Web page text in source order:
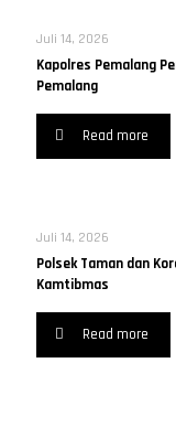
Juli 14, 2026
Kapolres Pemalang
Pemalang
Read more
Juli 14, 2026
Polsek Taman dan
Kamtibmas
Read more